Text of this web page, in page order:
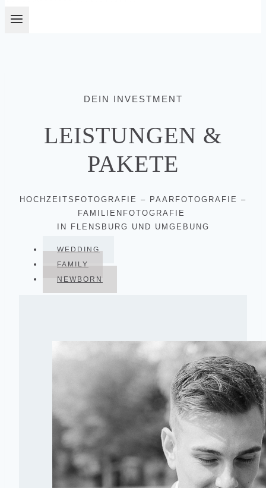
DEIN INVESTMENT
LEISTUNGEN &
PAKETE
HOCHZEITSFOTOGRAFIE – PAARFOTOGRAFIE –
FAMILIENFOTOGRAFIE
IN FLENSBURG UND UMGEBUNG
WEDDING
FAMILY
NEWBORN